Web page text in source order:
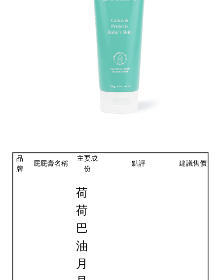
品
牌
屁屁膏名稱
主要成
份
點評 建議售價
荷
荷
巴
油
月